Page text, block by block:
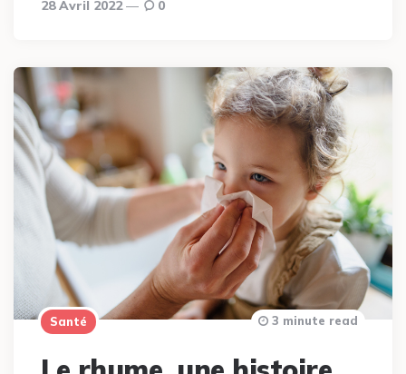
28 Avril 2022 0
Santé 3 minute read